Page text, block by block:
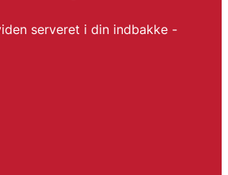
serveret i din indbakke -